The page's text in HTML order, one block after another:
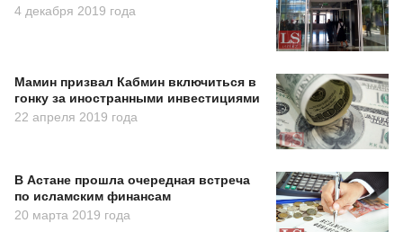
4 декабря 2019 года
Мамин призвал Кабмин включиться в
гонку за иностранными инвестициями
22 апреля 2019 года
В Астане прошла очередная встреча
по исламским финансам
20 марта 2019 года